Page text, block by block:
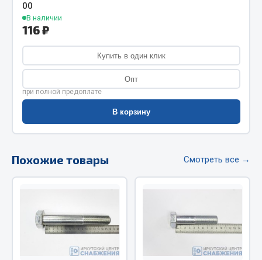
Фитинги
Штуцеры
Весь раздел
Инструмент
Автомобильный инструмент
Измерительный инструмент
Режущий инструмент
Столярный инструмент
Показать ещё
00
В наличии
116 ₽
Купить в один клик
Опт
при полной предоплате
В корзину
Похожие товары Смотреть все →